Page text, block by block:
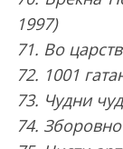
1997)
71. Во
72. 1001
73. Чудни
74.